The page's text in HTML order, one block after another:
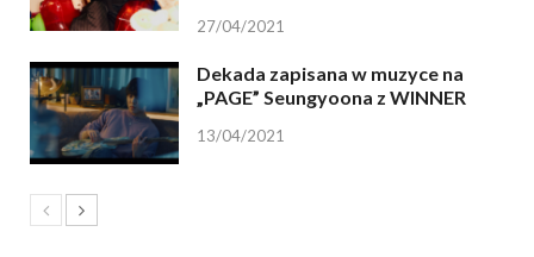
27/04/2021
Dekada zapisana w muzyce na
„PAGE” Seungyoona z WINNER
13/04/2021